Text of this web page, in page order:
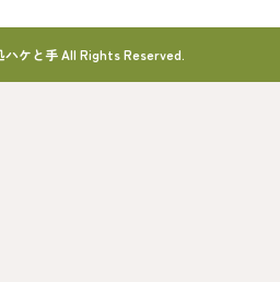
ケと手 All Rights Reserved.